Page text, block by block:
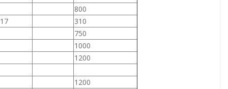
800
310
750
1000
1200
1200